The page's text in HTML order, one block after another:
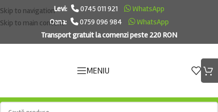
Skip to navigation
Skip to main content
Levi: 0745 011 921
WhatsApp
Oana:
0759 096 984
WhatsApp
Transport gratuit la comenzi peste 220 RON
MENIU